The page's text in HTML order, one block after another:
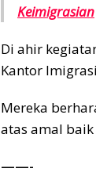
Keimigrasian
Di ahir
Kantor
Mereka
atas amal
——-